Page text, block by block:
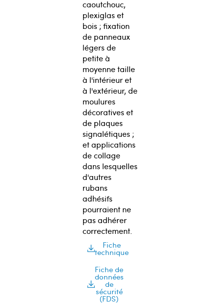
caoutchouc,
plexiglas et
bois ; fixation
de panneaux
légers de
petite à
moyenne taille
à l'intérieur et
à l'extérieur, de
moulures
décoratives et
de plaques
signalétiques ;
et applications
de collage
dans lesquelles
d'autres
rubans
adhésifs
pourraient ne
pas adhérer
correctement.
Fiche
technique
Fiche de
données
de
sécurité
(FDS)